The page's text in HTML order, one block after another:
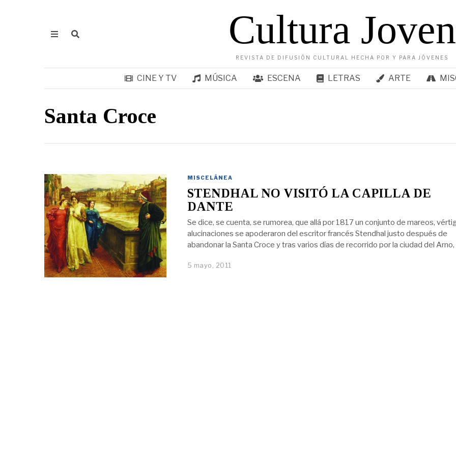
Cultura Joven
REVISTA DE DIFUSIÓN CULTURAL HECHA POR Y PARA JÓVENES
CINE Y TV MÚSICA ESCENA LETRAS ARTE
Santa Croce
MISCELÁNEA
STENDHAL NO VISITÓ LA CAPILLA DE
DANTE
Se dice, se cuenta, se rumorea, que allá por 1817 un conjunto de mareos,
alucinaciones se apoderaron del escritor francés Stendhal justo después de
abandonar la Santa Croce y tras varios días de recorrido por la ciudad del Arno,
5 mayo, 2011